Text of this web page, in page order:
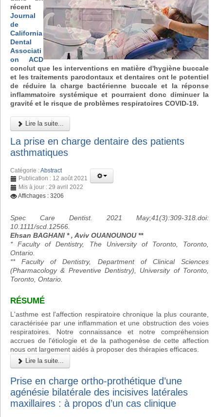
récent
Journal
de
California
Dental
Associati
on ACD
conclut que les interventions en matière d'hygiène buccale
et les traitements parodontaux et dentaires ont le potentiel
de réduire la charge bactérienne buccale et la réponse
inflammatoire systémique et pourraient donc diminuer la
gravité et le risque de problèmes respiratoires COVID-19.
Lire la suite...
La prise en charge dentaire des patients
asthmatiques
Catégorie :Abstract
Publication : 12 août 2021
Mis à jour : 29 avril 2022
Affichages : 3206
Spec Care Dentist. 2021 May;41(3):309-318.doi:
10.1111/scd.12566.
Ehsan BAGHANI * , Aviv OUANOUNOU **
* Faculty of Dentistry, The University of Toronto, Toronto,
Ontario.
** Faculty of Dentistry, Department of Clinical Sciences
(Pharmacology & Preventive Dentistry), University of Toronto,
Toronto, Ontario.
RÉSUMÉ
L'asthme est l'affection respiratoire chronique la plus courante,
caractérisée par une inflammation et une obstruction des voies
respiratoires. Notre connaissance et notre compréhension
accrues de l'étiologie et de la pathogenèse de cette affection
nous ont largement aidés à proposer des thérapies efficaces.
Lire la suite...
Prise en charge ortho-prothétique d’une
agénésie bilatérale des incisives latérales
maxillaires : à propos d’un cas clinique